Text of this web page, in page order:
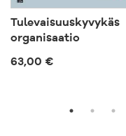
Tulevaisuuskyvykäs
organisaatio
63,00 €